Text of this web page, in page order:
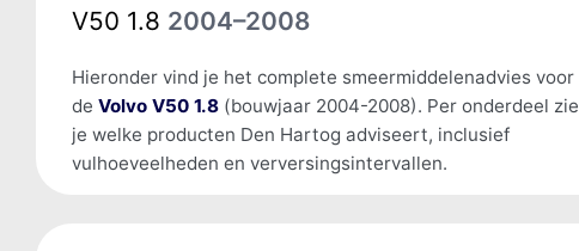
V50 1.8 2004–2008
Hieronder vind je het complete smeermiddelenadvies voor
de Volvo V50 1.8(bouwjaar 2004-2008). Per onderdeel zie
je welke producten Den Hartog adviseert, inclusief
vulhoeveelheden en verversingsintervallen.